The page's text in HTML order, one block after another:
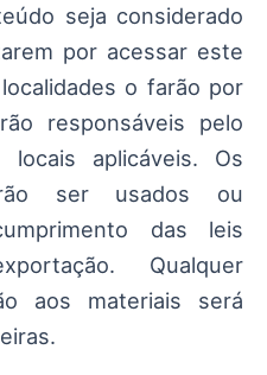
seja considerado
por acessar este
o farão por
responsáveis pelo
aplicáveis. Os
ser usados ou
das leis
Qualquer
aos materiais será